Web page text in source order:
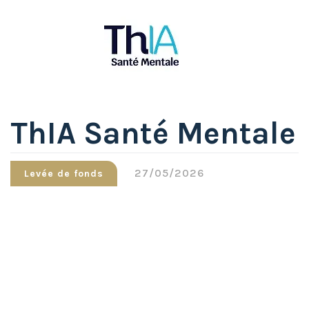
ThIA Santé Mentale
Levée de fonds 27/05/2026